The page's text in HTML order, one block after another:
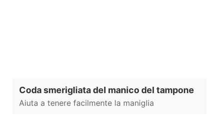
Coda smerigliata del manico del tampone
Aiuta a tenere facilmente la maniglia